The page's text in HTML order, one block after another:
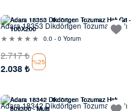
Adara 18353 Dikdörtgen Tozumaz Halı
0.0 - 0 Yorum
2.717₺
2.038 ₺
%25
Adara 18342 Dikdörtgen Tozumaz Halı